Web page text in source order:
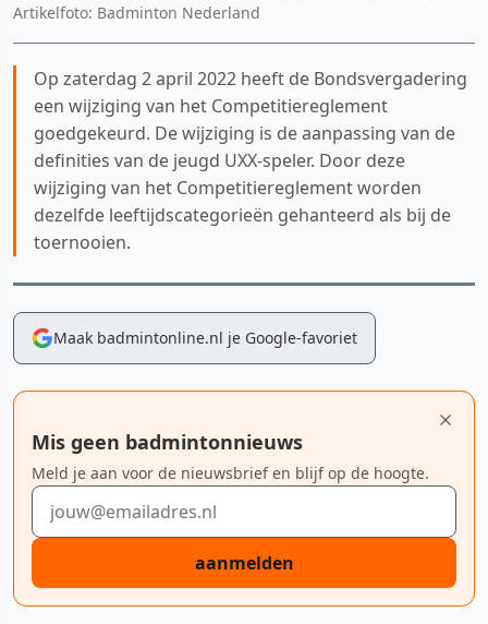
Artikelfoto: Badminton Nederland
Op zaterdag 2 april 2022 heeft de Bondsvergadering
een wijziging van het Competitiereglement
goedgekeurd. De wijziging is de aanpassing van de
definities van de jeugd UXX-speler. Door deze
wijziging van het Competitiereglement worden
dezelfde leeftijdscategorieën gehanteerd als bij de
toernooien.
Maak badmintonline.nl je Google-favoriet
Mis geen badmintonnieuws
Meld je aan voor de nieuwsbrief en blijf op de hoogte.
E-mailadres
aanmelden